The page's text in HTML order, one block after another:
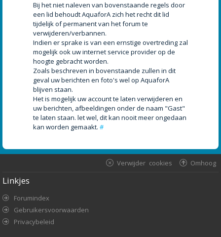
Bij het niet naleven van bovenstaande regels door
een lid behoudt AquaforA zich het recht dit lid
tijdelijk of permanent van het forum te
verwijderen/verbannen.
Indien er sprake is van een ernstige overtreding zal
mogelijk ook uw internet service provider op de
hoogte gebracht worden.
Zoals beschreven in bovenstaande zullen in dit
geval uw berichten en foto's wel op AquaforA
blijven staan.
Het is mogelijk uw account te laten verwijderen en
uw berichten, afbeeldingen onder de naam "Gast"
te laten staan. let wel, dit kan nooit meer ongedaan
kan worden gemaakt. #
Omhoog
Verwijder cookies
Linkjes
Forumindex
Gebruikersvoorwaarden
Privacybeleid